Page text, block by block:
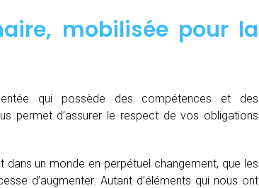
mobilisée pour la
qui possède des compétences et des
permet d’assurer le respect de vos obligations
un monde en perpétuel changement, que les
d’augmenter. Autant d’éléments qui nous ont